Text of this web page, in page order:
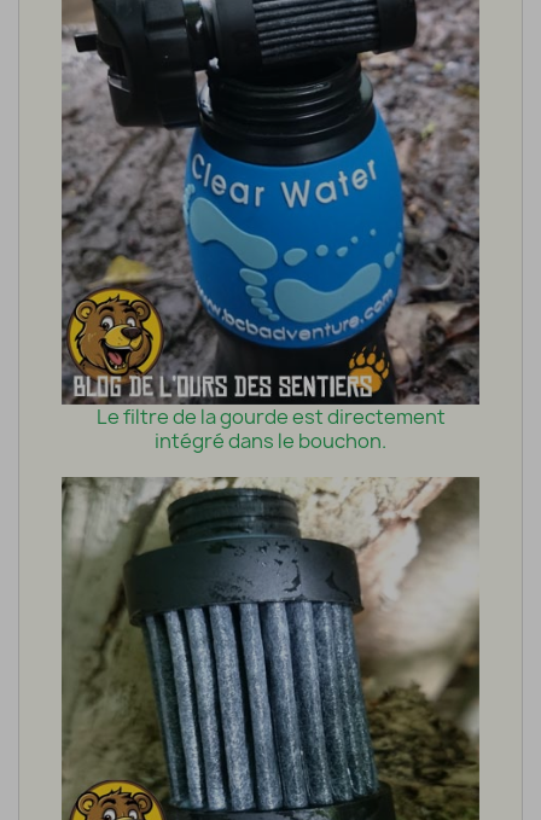
Le filtre de la gourde est directement
intégré dans le bouchon.